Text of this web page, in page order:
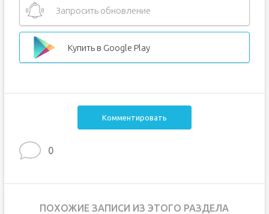
Запросить обновление
Купить в Google Play
Комментировать
0
ПОХОЖИЕ ЗАПИСИ ИЗ ЭТОГО РАЗДЕЛА